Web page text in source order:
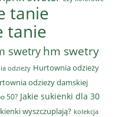
tanie
tanie
swetry hm swetry
odzieży Hurtownia odzieży
odzieży damskiej
50? Jakie sukienki dla 30
wyszczuplają? kolekcja